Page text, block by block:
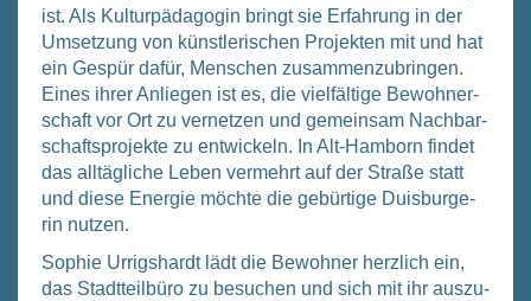
ist. Als Kul­tur­päd­ago­gin bringt sie Erfah­rung in der
Umset­zung von künst­le­ri­schen Pro­jek­ten mit und hat
ein Gespür dafür, Men­schen zusam­men­zu­brin­gen.
Eines ihrer Anlie­gen ist es, die viel­fäl­ti­ge Bewoh­ner­
schaft vor Ort zu ver­net­zen und gemein­sam Nach­bar­
schafts­pro­jek­te zu ent­wi­ckeln. In Alt-Ham­born fin­det
das all­täg­li­che Leben ver­mehrt auf der Stra­ße statt
und die­se Ener­gie möch­te die gebür­ti­ge Duis­bur­ge­
rin nut­zen.
Sophie Urrigs­hardt lädt die Bewoh­ner herz­lich ein,
das Stadt­teil­bü­ro zu besu­chen und sich mit ihr aus­zu­